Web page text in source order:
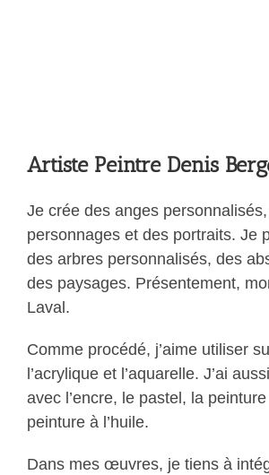
Artiste Peintre Denis
Je crée des anges
personnages et des portraits. Je
des arbres personnalisés, des
des paysages. Présentement,
Laval.
Comme procédé, j’aime utiliser
l’acrylique et l’aquarelle. J’ai
avec l’encre, le pastel, la
peinture à l’huile.
Dans mes œuvres, je tiens à